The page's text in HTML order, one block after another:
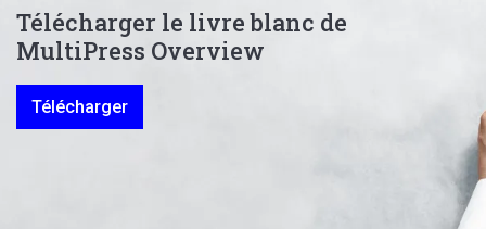
Télécharger le livre blanc de
MultiPress Overview
Télécharger